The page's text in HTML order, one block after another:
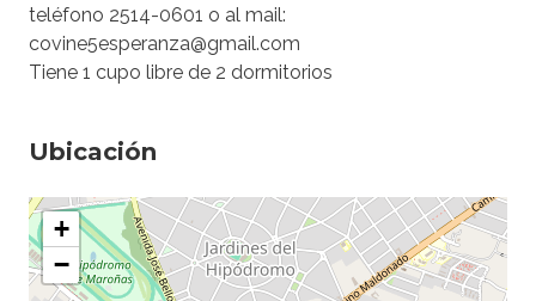
teléfono 2514-0601 o al mail:
covine5esperanza@gmail.com
Tiene 1 cupo libre de 2 dormitorios
Ubicación
+
−